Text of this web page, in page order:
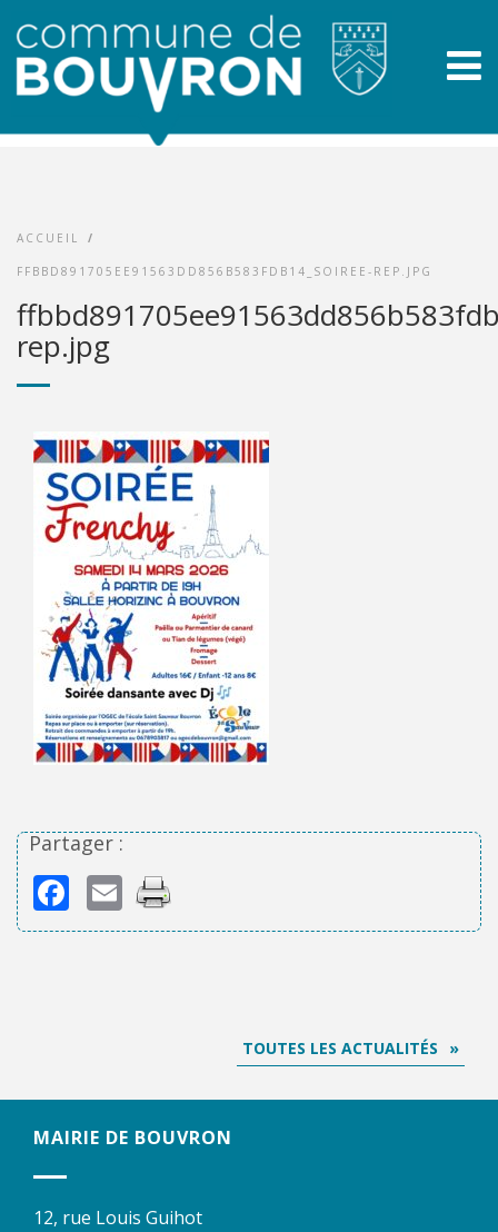
ACCUEIL /
FFBBD891705EE91563DD856B583FDB14_SOIREE-REP.JPG
rep.jpg
Partager :
Facebook
Email
TOUTES LES ACTUALITÉS
MAIRIE DE BOUVRON
12, rue Louis Guihot